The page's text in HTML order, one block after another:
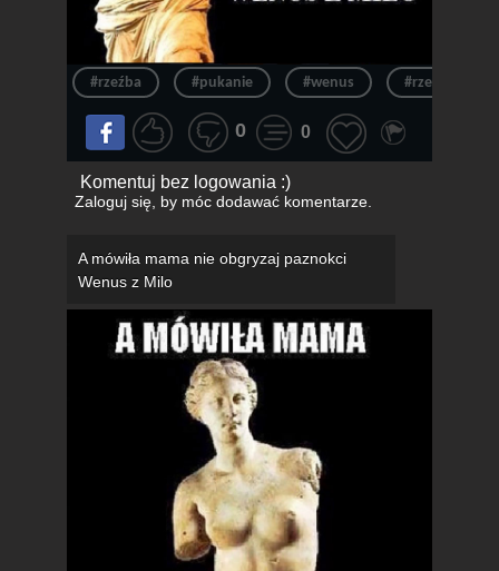
#rzeźba #pukanie #wenus #rzeźby
0 0
Komentuj bez logowania :)
Zaloguj się, by móc dodawać komentarze.
A mówiła mama nie obgryzaj paznokci
Wenus z Milo